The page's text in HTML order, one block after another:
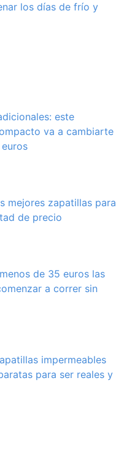
los días de frío y
este
va a cambiarte
mejores zapatillas para
de precio
de 35 euros las
a correr sin
impermeables
para ser reales y